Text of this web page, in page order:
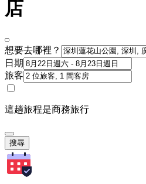
店
想要去哪裡？
日期
旅客
這趟旅程是商務旅行
搜尋